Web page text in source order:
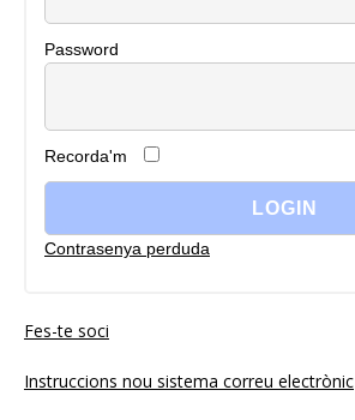
Password
Recorda'm
Contrasenya perduda
Fes-te soci
Instruccions nou sistema correu electrònic